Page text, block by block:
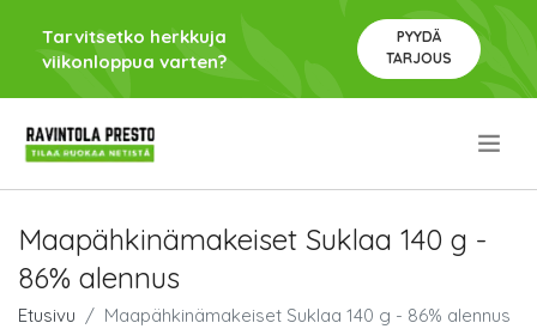
Tarvitsetko herkkuja
viikonloppua varten?
PYYDÄ
TARJOUS
Maapähkinämakeiset Suklaa 140 g -
86% alennus
Etusivu Maapähkinämakeiset Suklaa 140 g - 86% alennus